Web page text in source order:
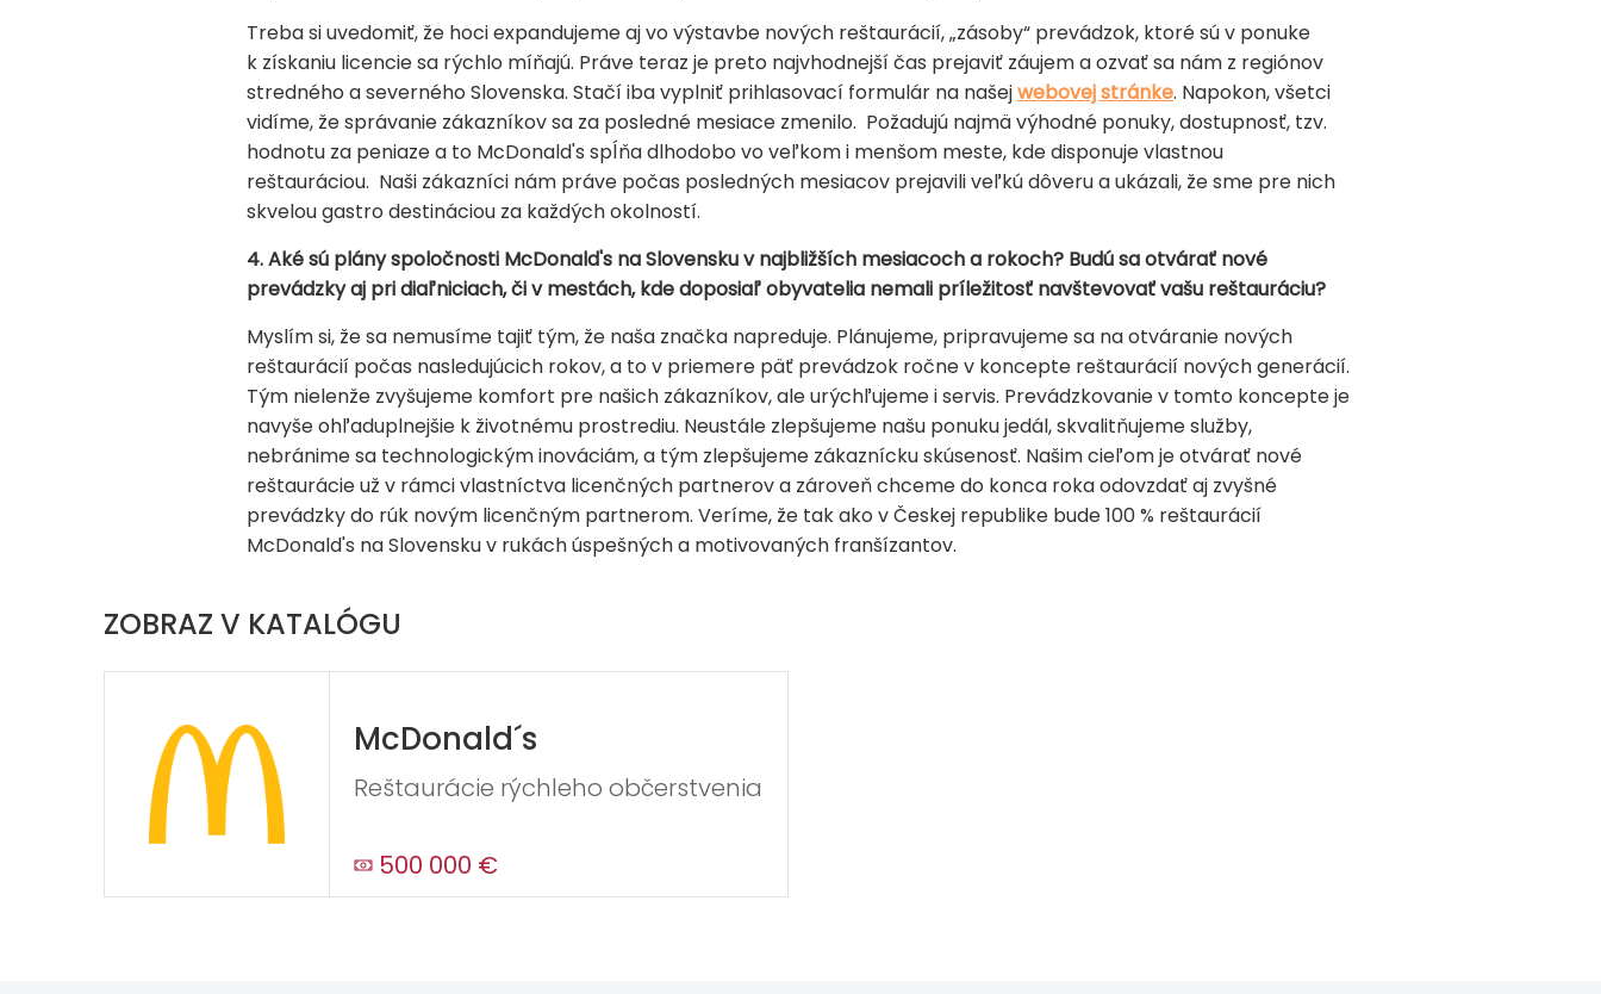
Treba si uvedomiť, že hoci expandujeme aj vo výstavbe nových reštaurácií, „zásoby“ prevádzok, ktoré sú v ponuke
k získaniu licencie sa rýchlo míňajú. Práve teraz je preto najvhodnejší čas prejaviť záujem a ozvať sa nám z regiónov
stredného a severného Slovenska. Stačí iba vyplniť prihlasovací formulár na našejwebovej stránke. Napokon, všetci
vidíme, že správanie zákazníkov sa za posledné mesiace zmenilo. Požadujú najmä výhodné ponuky, dostupnosť, tzv.
hodnotu za peniaze a to McDonald's spĺňa dlhodobo vo veľkom i menšom meste, kde disponuje vlastnou
reštauráciou. Naši zákazníci nám práve počas posledných mesiacov prejavili veľkú dôveru a ukázali, že sme pre nich
skvelou gastro destináciou za každých okolností.
4. Aké sú plány spoločnosti McDonald's na Slovensku v najbližších mesiacoch a rokoch? Budú sa otvárať nové
prevádzky aj pri diaľniciach, či v mestách, kde doposiaľ obyvatelia nemali príležitosť navštevovať vašu reštauráciu?
Myslím si, že sa nemusíme tajiť tým, že naša značka napreduje. Plánujeme, pripravujeme sa na otváranie nových
reštaurácií počas nasledujúcich rokov, a to v priemere päť prevádzok ročne v koncepte reštaurácií nových generácií.
Tým nielenže zvyšujeme komfort pre našich zákazníkov, ale urýchľujeme i servis. Prevádzkovanie v tomto koncepte je
navyše ohľaduplnejšie k životnému prostrediu. Neustále zlepšujeme našu ponuku jedál, skvalitňujeme služby,
nebránime sa technologickým inováciám, a tým zlepšujeme zákaznícku skúsenosť. Našim cieľom je otvárať nové
reštaurácie už v rámci vlastníctva licenčných partnerov a zároveň chceme do konca roka odovzdať aj zvyšné
prevádzky do rúk novým licenčným partnerom. Veríme, že tak ako v Českej republike bude 100 % reštaurácií
McDonald's na Slovensku v rukách úspešných a motivovaných franšízantov.
ZOBRAZ V KATALÓGU
McDonald´s
Reštaurácie rýchleho občerstvenia
500 000 €